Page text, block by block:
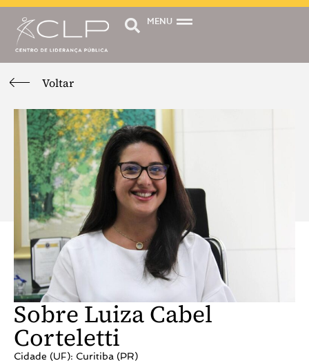
MENU
Voltar
Sobre Luiza Cabel
Corteletti
Cidade (UF): Curitiba (PR)